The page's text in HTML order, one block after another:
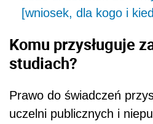
[wniosek, dla kogo i
Komu przysługuje
studiach?
Prawo do świadczeń
uczelni publicznych i